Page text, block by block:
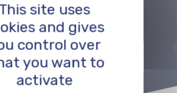
PrécédentSuivant
DER FILMSCHAFFENDEN
site uses
and gives
control over
you want to
activate